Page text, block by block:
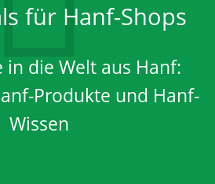
für Hanf-Shops
in die Welt aus Hanf:
Produkte und Hanf-
Wissen